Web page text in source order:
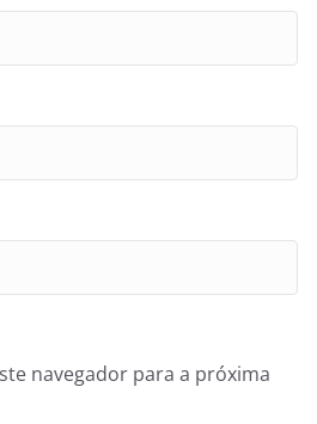
navegador para a próxima